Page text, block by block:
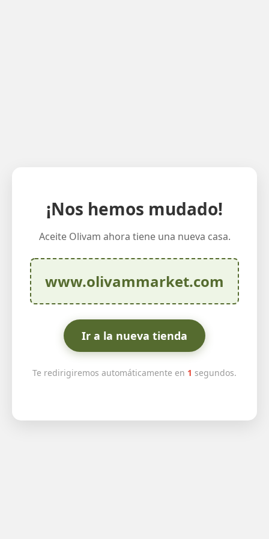
¡Nos hemos mudado!
Aceite Olivam ahora tiene una nueva casa.
www.olivammarket.com
Ir a la nueva tienda
Te redirigiremos automáticamente en 1 segundos.